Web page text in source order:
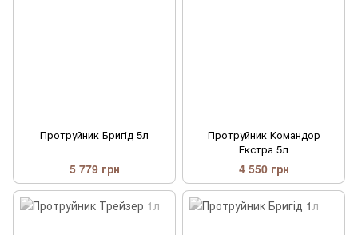
Протруйник Бригід 5л
5 779 грн
Протруйник Командор
Екстра 5л
4 550 грн